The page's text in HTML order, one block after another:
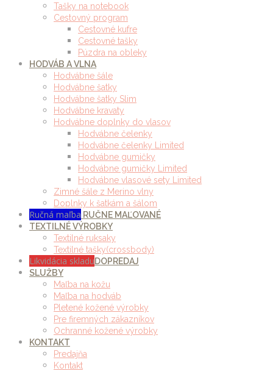
Tašky na notebook
Cestovný program
Cestovné kufre
Cestovné tašky
Púzdra na obleky
HODVÁB A VLNA
Hodvábne šále
Hodvábne šatky
Hodvábne šatky Slim
Hodvábne kravaty
Hodvábne doplnky do vlasov
Hodvábne čelenky
Hodvábne čelenky Limited
Hodvábne gumičky
Hodvábne gumičky Limited
Hodvábne vlasové sety Limited
Zimné šále z Merino vlny
Doplnky k šatkám a šálom
Ručná maľba RUČNE MAĽOVANÉ
TEXTILNÉ VÝROBKY
Textilné ruksaky
Textilné tašky(crossbody)
Likvidácia skladuDOPREDAJ
SLUŽBY
Maľba na kožu
Maľba na hodváb
Pletené kožené výrobky
Pre firemných zákazníkov
Ochranné kožené výrobky
KONTAKT
Predajňa
Kontakt